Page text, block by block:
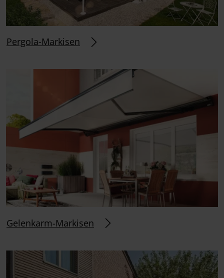
Pergola-Markisen
Gelenkarm-Markisen